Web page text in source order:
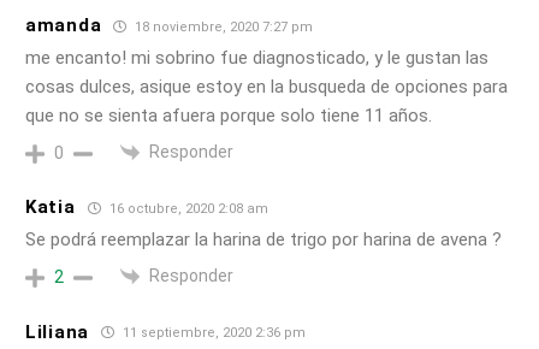
amanda 18 noviembre, 2020 7:27 pm
me encanto! mi sobrino fue diagnosticado, y le gustan las
cosas dulces, asique estoy en la busqueda de opciones para
que no se sienta afuera porque solo tiene 11 años.
0 Responder
Katia 16 octubre, 2020 2:08 am
Se podrá reemplazar la harina de trigo por harina de avena ?
2 Responder
Liliana 11 septiembre, 2020 2:36 pm